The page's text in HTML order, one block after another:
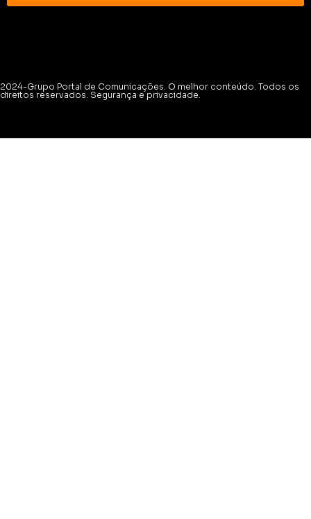
2024-Grupo Portal de Comunicações. O melhor conteúdo. Todos os
direitos reservados. Segurança e privacidade.